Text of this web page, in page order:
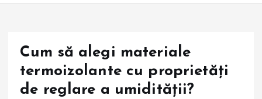
Cum să alegi materiale
termoizolante cu proprietăți
de reglare a umidității?